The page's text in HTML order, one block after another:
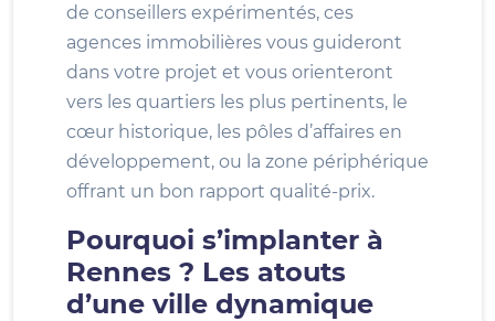
de conseillers expérimentés, ces
agences immobilières vous guideront
dans votre projet et vous orienteront
vers les quartiers les plus pertinents, le
cœur historique, les pôles d’affaires en
développement, ou la zone périphérique
offrant un bon rapport qualité-prix.
Pourquoi s’implanter à
Rennes ? Les atouts
d’une ville dynamique